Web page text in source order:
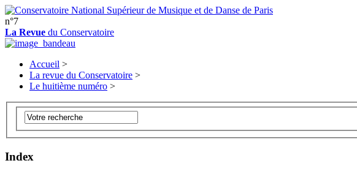
n°7
La Revue du Conservatoire
Accueil >
La revue du Conservatoire >
Le huitième numéro >
Index